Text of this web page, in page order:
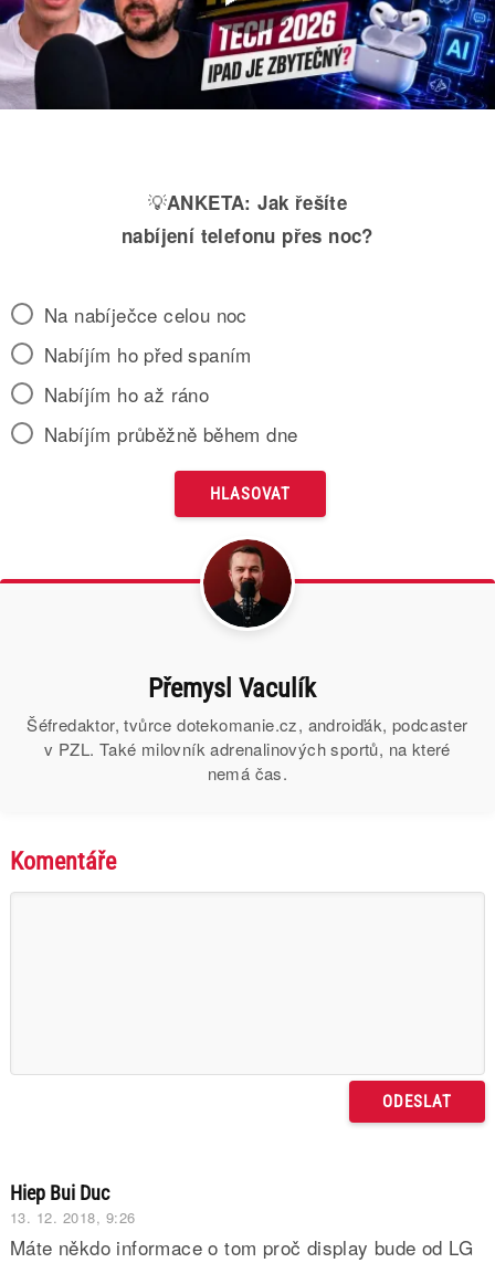
💡ANKETA: Jak řešíte
nabíjení telefonu přes noc?
Na nabíječce celou noc
Nabíjím ho před spaním
Nabíjím ho až ráno
Nabíjím průběžně během dne
Přemysl Vaculík
Šéfredaktor, tvůrce dotekomanie.cz, androiďák, podcaster
v PZL. Také milovník adrenalinových sportů, na které
nemá čas.
Komentáře
Hiep Bui Duc
13. 12. 2018, 9:26
Máte někdo informace o tom proč display bude od LG